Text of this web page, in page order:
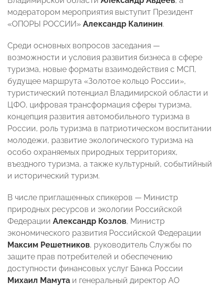
модератором мероприятия выступит Президент
«ОПОРЫ РОССИИ» Александр Калинин.
Среди основных вопросов заседания —
возможности и условия развития бизнеса в сфере
туризма, новые форматы взаимодействия с МСП,
будущее маршрута «Золотое кольцо России»,
туристический потенциал Владимирской области и
ЦФО, цифровая трансформация сферы туризма,
концепция развития автомобильного туризма в
России, роль туризма в патриотическом воспитании
молодежи, развитие экологического туризма на
особо охраняемых природных территориях,
въездного туризма, а также культурный, событийный
и исторический туризм.
В числе приглашенных спикеров — Министр
природных ресурсов и экологии Российской
Федерации Александр Козлов, Министр
экономического развития Российской Федерации
Максим Решетников, руководитель Службы по
защите прав потребителей и обеспечению
доступности финансовых услуг Банка России
Михаил Мамута и генеральный директор АО